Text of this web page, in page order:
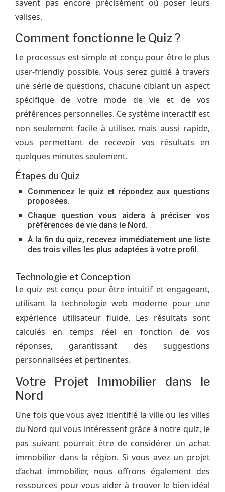
savent pas encore précisément où poser leurs
valises.
Comment fonctionne le Quiz ?
Le processus est simple et conçu pour être le plus
user-friendly possible. Vous serez guidé à travers
une série de questions, chacune ciblant un aspect
spécifique de votre mode de vie et de vos
préférences personnelles. Ce système interactif est
non seulement facile à utiliser, mais aussi rapide,
vous permettant de recevoir vos résultats en
quelques minutes seulement.
Étapes du Quiz
Commencez le quiz et répondez aux questions
proposées.
Chaque question vous aidera à préciser vos
préférences de vie dans le Nord.
À la fin du quiz, recevez immédiatement une liste
des trois villes les plus adaptées à votre profil.
Technologie et Conception
Le quiz est conçu pour être intuitif et engageant,
utilisant la technologie web moderne pour une
expérience utilisateur fluide. Les résultats sont
calculés en temps réel en fonction de vos
réponses, garantissant des suggestions
personnalisées et pertinentes.
Votre Projet Immobilier dans le
Nord
Une fois que vous avez identifié la ville ou les villes
du Nord qui vous intéressent grâce à notre quiz, le
pas suivant pourrait être de considérer un achat
immobilier dans la région. Si vous avez un projet
d’achat immobilier, nous offrons également des
ressources pour vous aider à trouver le bien idéal